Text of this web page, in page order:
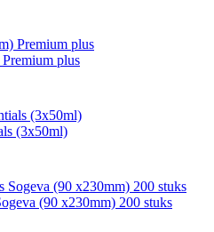
plus
(3x50ml)
(90 x230mm) 200 stuks